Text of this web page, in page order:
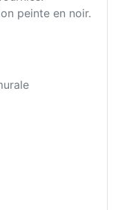
peinte en noir.